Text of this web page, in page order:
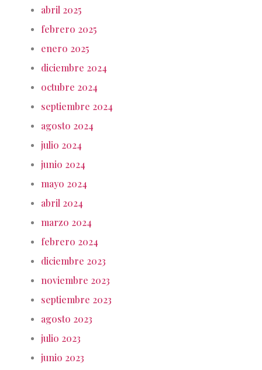
abril 2025
febrero 2025
enero 2025
diciembre 2024
octubre 2024
septiembre 2024
agosto 2024
julio 2024
junio 2024
mayo 2024
abril 2024
marzo 2024
febrero 2024
diciembre 2023
noviembre 2023
septiembre 2023
agosto 2023
julio 2023
junio 2023